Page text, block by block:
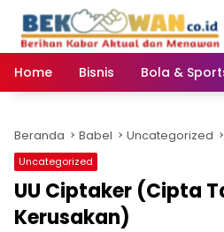
konten
Home
Bisnis Bola &
Beranda Babel Uncategorized
Uncategorized
UU Ciptaker (Cipta
Kerusakan)